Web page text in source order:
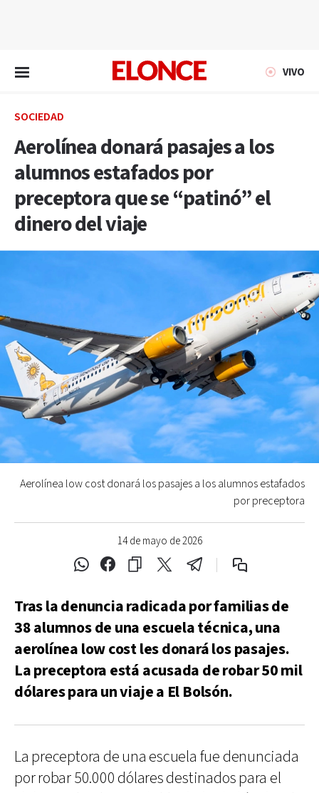
VIVO
SOCIEDAD
Aerolínea donará pasajes a los
alumnos estafados por
preceptora que se “patinó” el
dinero del viaje
14 de mayo de 2026
Aerolínea low cost donará los pasajes a los alumnos estafados
por preceptora
Tras la denuncia radicada por familias de
38 alumnos de una escuela técnica, una
aerolínea low cost les donará los pasajes.
La preceptora está acusada de robar 50 mil
dólares para un viaje a El Bolsón.
La preceptora de una escuela fue denunciada
por robar 50.000 dólares destinados para el